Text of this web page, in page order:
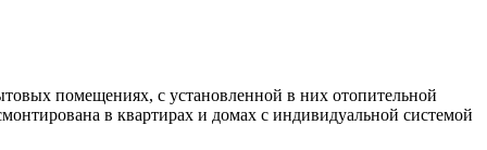
помещениях, с установленной в них отопительной
в квартирах и домах с индивидуальной системой